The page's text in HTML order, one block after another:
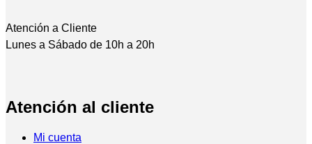
Atención a Cliente
Lunes a Sábado de 10h a 20h
Atención al cliente
Mi cuenta